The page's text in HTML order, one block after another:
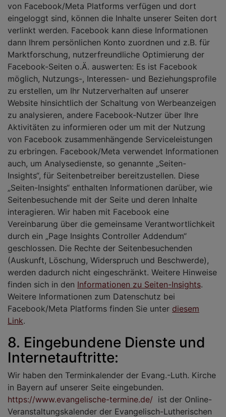
von Facebook/Meta Platforms verfügen und dort
eingeloggt sind, können die Inhalte unserer Seiten dort
verlinkt werden. Facebook kann diese Informationen
dann Ihrem persönlichen Konto zuordnen und z.B. für
Marktforschung, nutzerfreundliche Optimierung der
Facebook-Seiten o.Ä. auswerten: Es ist Facebook
möglich, Nutzungs-, Interessen- und Beziehungsprofile
zu erstellen, um Ihr Nutzerverhalten auf unserer
Website hinsichtlich der Schaltung von Werbeanzeigen
zu analysieren, andere Facebook-Nutzer über Ihre
Aktivitäten zu informieren oder um mit der Nutzung
von Facebook zusammenhängende Serviceleistungen
zu erbringen. Facebook/Meta verwendet Informationen
auch, um Analysedienste, so genannte „Seiten-
Insights“, für Seitenbetreiber bereitzustellen. Diese
„Seiten-Insights“ enthalten Informationen darüber, wie
Seitenbesuchende mit der Seite und deren Inhalte
interagieren. Wir haben mit Facebook eine
Vereinbarung über die gemeinsame Verantwortlichkeit
durch ein „Page Insights Controller Addendum“
geschlossen. Die Rechte der Seitenbesuchenden
(Auskunft, Löschung, Widerspruch und Beschwerde),
werden dadurch nicht eingeschränkt. Weitere Hinweise
finden sich in den Informationen zu Seiten-Insights.
Weitere Informationen zum Datenschutz bei
Facebook/Meta Platforms finden Sie unter diesem
Link.
8. Eingebundene Dienste und
Internetauftritte:
Wir haben den Terminkalender der Evang.-Luth. Kirche
in Bayern auf unserer Seite eingebunden.
https://www.evangelische-termine.de/ ist der Online-
Veranstaltungskalender der Evangelisch-Lutherischen